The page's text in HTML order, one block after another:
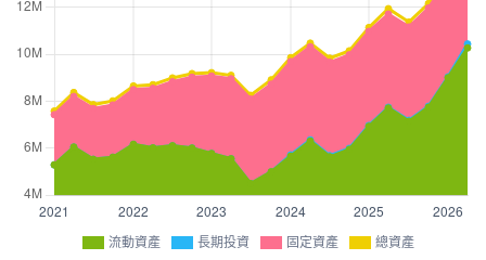
流動資產 長期投資 固定資產 總資產